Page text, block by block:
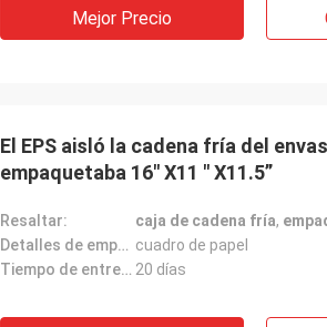
Mejor Precio
El EPS aisló la cadena fría del
empaquetaba 16" X11 " X11.5”
Resaltar: caja de cadena fría,
Detalles de empaquetado: cuadro de papel
Tiempo de entrega: 20 días